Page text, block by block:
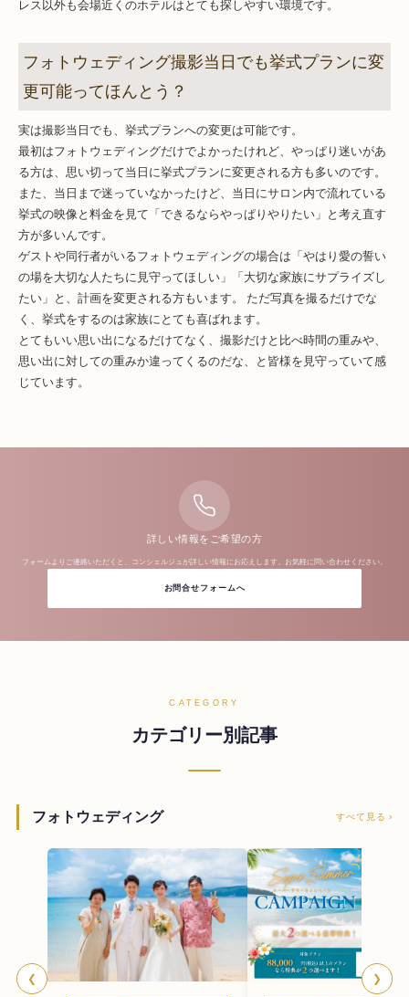
レス以外も会場近くのホテルはとても探しやすい環境です。
フォトウェディング撮影当日でも挙式プランに変
更可能ってほんとう？
実は撮影当日でも、挙式プランへの変更は可能です。
最初はフォトウェディングだけでよかったけれど、やっぱり迷いがあ
る方は、思い切って当日に挙式プランに変更される方も多いのです。
また、当日まで迷っていなかったけど、当日にサロン内で流れている
挙式の映像と料金を見て「できるならやっぱりやりたい」と考え直す
方が多いんです。
ゲストや同行者がいるフォトウェディングの場合は「やはり愛の誓い
の場を大切な人たちに見守ってほしい」「大切な家族にサプライズし
たい」と、計画を変更される方もいます。 ただ写真を撮るだけでな
く、挙式をするのは家族にとても喜ばれます。
とてもいい思い出になるだけてなく、撮影だけと比べ時間の重みや、
思い出に対しての重みか違ってくるのだな、と皆様を見守っていて感
じています。
詳しい情報をご希望の方
フォームよりご連絡いただくと、コンシェルジュが詳しい情報にお応えします。お気軽に問い合わせください。
お問合せフォームへ
CATEGORY
カテゴリー別記事
フォトウェディング すべて見る ›
❮ ❯